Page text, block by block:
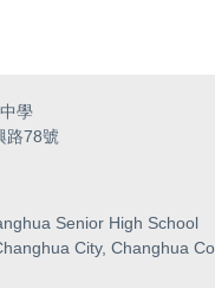
學
路78號
Senior High School
City, Changhua